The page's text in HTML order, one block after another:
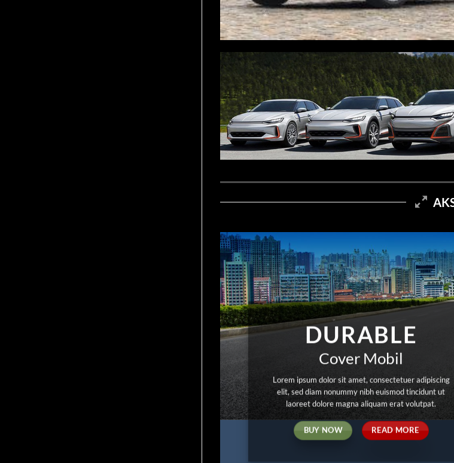
DURABLE
Cover Mobil
Lorem ipsum dolor sit amet, consectetuer adipiscing
elit, sed diam nonummy nibh euismod tincidunt ut
BUY NOW READ MORE